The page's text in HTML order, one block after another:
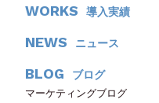
WORKS 導入実績
NEWS ニュース
BLOG ブログ
マーケティングブログ